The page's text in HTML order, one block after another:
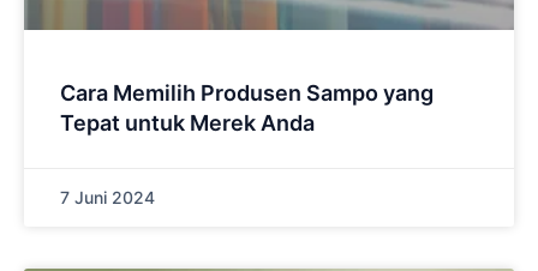
Cara Memilih Produsen Sampo yang
Tepat untuk Merek Anda
7 Juni 2024